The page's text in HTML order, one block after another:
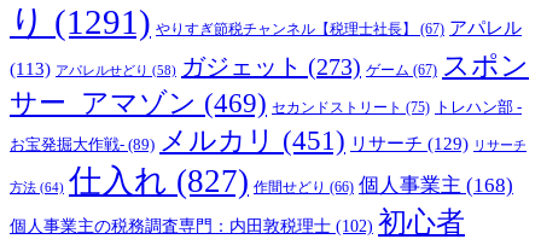
り (1291) やりすぎ節税チャンネル【税理士社長】 (67) アパレル
(113) アパレルせどり (58) ガジェット (273) ゲーム (67) スポン
サー_アマゾン (469) セカンドストリート (75) トレハン部 -
お宝発掘大作戦- (89) メルカリ (451) リサーチ (129) リサーチ
方法 (64) 仕入れ (827) 作間せどり (66) 個人事業主 (168)
個人事業主の税務調査専門：内田敦税理士 (102) 初心者